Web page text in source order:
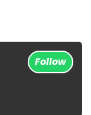
Follow